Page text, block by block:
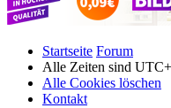
Startseite Forum
Alle Zeiten sind
Alle Cookies löschen
Kontakt